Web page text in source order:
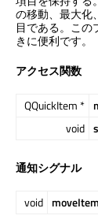
の移動、最大化
目である。この
きに便利です。
アクセス関数
QQuickItem *
void
通知シグナル
void